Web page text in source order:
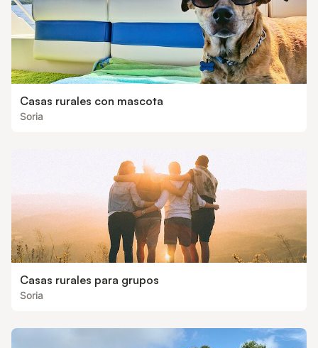
Casas rurales con mascota
Soria
Casas rurales para grupos
Soria